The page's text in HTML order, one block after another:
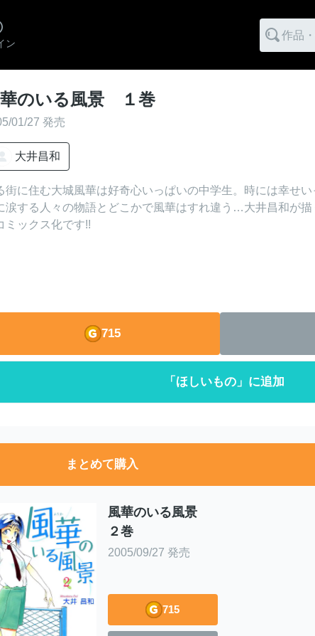
ン
作品
のいる風景 １巻
01/27 発売
大井昌和
街に住む大城風華は好奇心いっぱいの中学生。時には幸せ
涙する人々の物語とどこかで風華はすれ違う…大井昌和が
ミックス化です!!
715
「ほしいもの」に追加
まとめて購入
風華のいる風景
２巻
2005/09/27 発売
715